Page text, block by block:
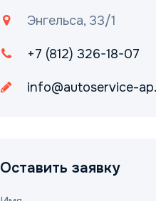
Энгельса, 33/1
+7 (812) 326-18-07
info@autoservice-
Оставить заявку